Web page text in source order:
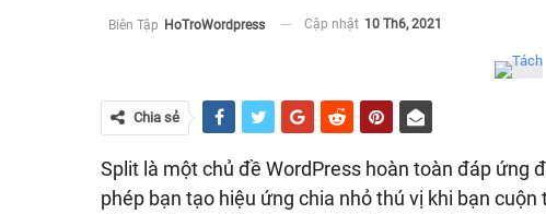
Biên Tập HoTroWordpress Cập nhật 10 Th6, 2021
Chia sẻ
Split là một chủ đề WordPress hoàn toàn đáp ứng
phép bạn tạo hiệu ứng chia nhỏ thú vị khi bạn